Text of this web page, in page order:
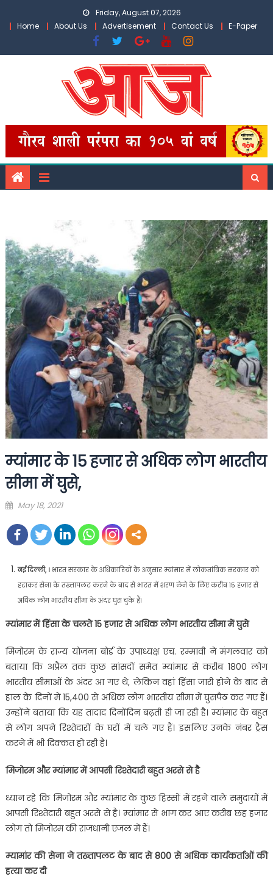
Friday, August 07, 2026
Home
About Us Advertisement Contact Us E-Paper
म्यांमार के 15 हजार से अधिक लोग भारतीय
सीमा में घुसे,
Posted
May 18, 2021
नई दिल्ली, ।भारत सरकार के अधिकारियों के अनुसार म्यांमार में लोकतांत्रिक सरकार को
हटाकर सेना के तख्तापलट करने के बाद से भारत में शरण लेने के लिए करीब 15 हजार से
अधिक लोग भारतीय सीमा के अंदर घुस चुके हैं।
म्यांमार में हिंसा के चलते 15 हजार से अधिक लोग भारतीय सीमा में घुसे
मिजोरम के राज्य योजना बोर्ड के उपाध्यक्ष एच. रम्मावी ने मंगलवार को
बताया कि अप्रैल तक कुछ सांसदों समेत म्यांमार से करीब 1800 लोग
भारतीय सीमाओं के अंदर आ गए थे, लेकिन वहां हिंसा जारी होने के बाद से
हाल के दिनों में 15,400 से अधिक लोग भारतीय सीमा में घुसपैठ कर गए हैं।
उन्होंने बताया कि यह तादाद दिनोंदिन बढ़ती ही जा रही है। म्यांमार के बहुत
से लोग अपने रिश्तेदारों के घरों में चले गए हैं। इसलिए उनके नंबर ट्रैस
करने में भी दिक्कत हो रही है।
मिजोरम और म्यांमार में आपसी रिश्तेदारी बहुत अरसे से है
ध्यान रहे कि मिजोरम और म्यांमार के कुछ हिस्सों में रहने वाले समुदायों में
आपसी रिश्तेदारी बहुत अरसे से है। म्यांमार से भाग कर आए करीब छह हजार
लोग तो मिजोरम की राजधानी एजल में हैं।
म्यामांर की सेना ने तख्तापलट के बाद से 800 से अधिक कार्यकर्ताओं की
हत्या कर दी